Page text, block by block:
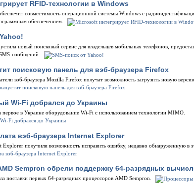
RFID-технологии в Windows
совместимость операционной системы Windows с
обеспечением.
новый поисковый сервис для владельцев мобильных телефонов,
сообщений.
поисковую панель для вэб-браузера Firefox
вэб-браузера Mozilla Firefox получат возможность загрузить новую
Wi-Fi добрался до Украины
в Украине оборудование Wi-Fi с использованием технологии MIMO.
вэб-браузера Internet Explorer
Explorer получили возможность исправить ошибку, недавно обнаруженную в
Sempron обрели поддержку 64-разрядных
поставки первых 64-разрядных процессоров AMD Sempron.